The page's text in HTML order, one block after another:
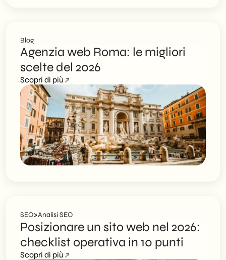
Blog
Agenzia web Roma: le migliori
scelte del 2026
Scopri di più
SEO>Analisi SEO
Posizionare un sito web nel 2026:
checklist operativa in 10 punti
Scopri di più